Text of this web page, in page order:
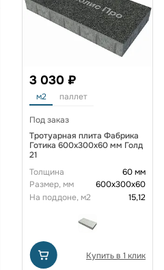
3 030 ₽
м2 паллет
Под заказ
Тротуарная плита Фабрика
Готика 600х300х60 мм Голд
21
Толщина
60 мм
Размер, мм
600х300х60
На поддоне, м2
15,12
Купить в 1 клик